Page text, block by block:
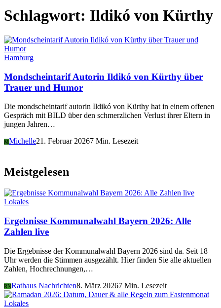
Schlagwort: Ildikó von Kürthy
Hamburg
Mondscheintarif Autorin Ildikó von Kürthy über
Trauer und Humor
Die mondscheintarif autorin Ildikó von Kürthy hat in einem offenen
Gespräch mit BILD über den schmerzlichen Verlust ihrer Eltern in
jungen Jahren…
MMichelle21. Februar 20267 Min. Lesezeit
Meistgelesen
Lokales
Ergebnisse Kommunalwahl Bayern 2026: Alle
Zahlen live
Die Ergebnisse der Kommunalwahl Bayern 2026 sind da. Seit 18
Uhr werden die Stimmen ausgezählt. Hier finden Sie alle aktuellen
Zahlen, Hochrechnungen,…
RNRathaus Nachrichten8. März 20267 Min. Lesezeit
Lokales